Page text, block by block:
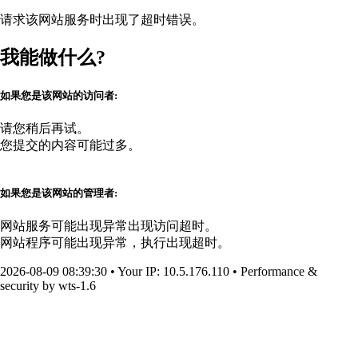
请求该网站服务时出现了超时错误。
我能做什么?
如果您是该网站的访问者:
请您稍后再试。
您提交的内容可能过多。
如果您是该网站的管理者:
网站服务可能出现异常出现访问超时。
网站程序可能出现异常，执行出现超时。
2026-08-09 08:39:30 • Your IP: 10.5.176.110 • Performance &
security by wts-1.6